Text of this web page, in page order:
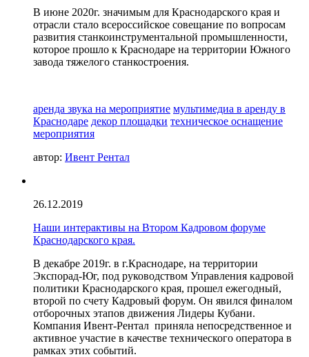
В июне 2020г. значимым для Краснодарского края и
отрасли стало всероссийское совещание по вопросам
развития станкоинструментальной промышленности,
которое прошло к Краснодаре на территории Южного
завода тяжелого станкостроения.
аренда звука на мероприятие мультимедиа в аренду в
Краснодаре декор площадки техническое оснащение
мероприятия
автор: Ивент Рентал
26.12.2019
Наши интерактивы на Втором Кадровом форуме
Краснодарского края.
В декабре 2019г. в г.Краснодаре, на территории
Экспорад-Юг, под руководством Управления кадровой
политики Краснодарского края, прошел ежегодный,
второй по счету Кадровый форум. Он явился финалом
отборочных этапов движения Лидеры Кубани.
Компания Ивент-Рентал приняла непосредственное и
активное участие в качестве технического оператора в
рамках этих событий.